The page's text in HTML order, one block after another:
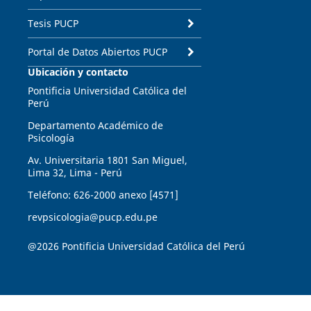
Tesis PUCP
Portal de Datos Abiertos PUCP
Ubicación y contacto
Pontificia Universidad Católica del
Perú
Departamento Académico de
Psicología
Av. Universitaria 1801 San Miguel,
Lima 32, Lima - Perú
Teléfono: 626-2000 anexo [4571]
revpsicologia@pucp.edu.pe
@2026 Pontificia Universidad Católica del Perú